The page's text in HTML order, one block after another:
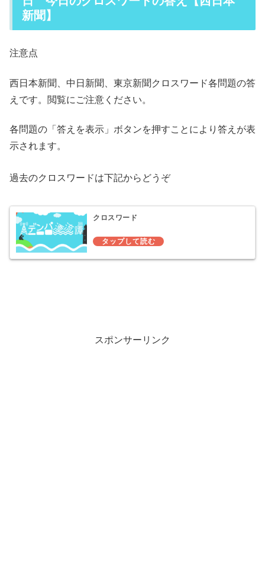
新聞】
注意点
西日本新聞、中日新聞、東京新聞クロスワード各問題の答
えです。閲覧にご注意ください。
各問題の「答えを表示」ボタンを押すことにより答えが表
示されます。
過去のクロスワードは下記からどうぞ
クロスワード
スポンサーリンク